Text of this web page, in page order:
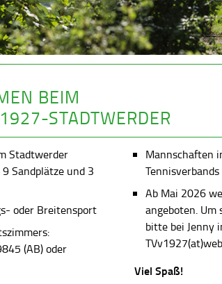
BEIM
STADTWERDER
Stadtwerder
Sandplätze und 3
oder Breitensport
(AB) oder
Mannschaften
Ab Mai 2026
angeboten. Um
bitte bei Jenny
Viel Spaß!